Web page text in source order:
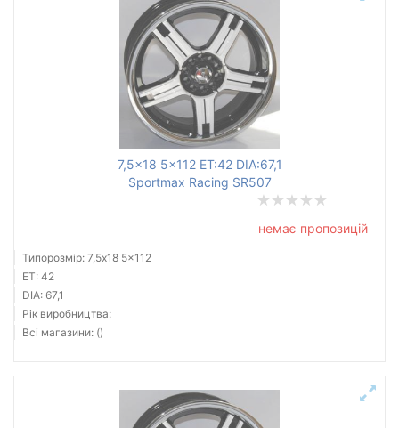
7,5x18 5x112 ET:42 DIA:67,1
Sportmax Racing SR507
немає пропозицій
Типорозмір: 7,5x18 5x112
ET: 42
DIA: 67,1
Рік виробництва:
Всі магазини: ()